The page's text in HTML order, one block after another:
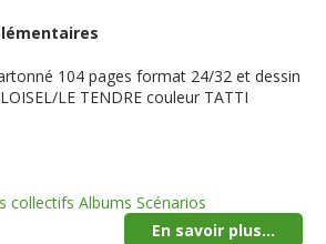
104 pages format 24/32 et dessin
LE TENDRE couleur TATTI
collectifs Albums Scénarios
En savoir plus...